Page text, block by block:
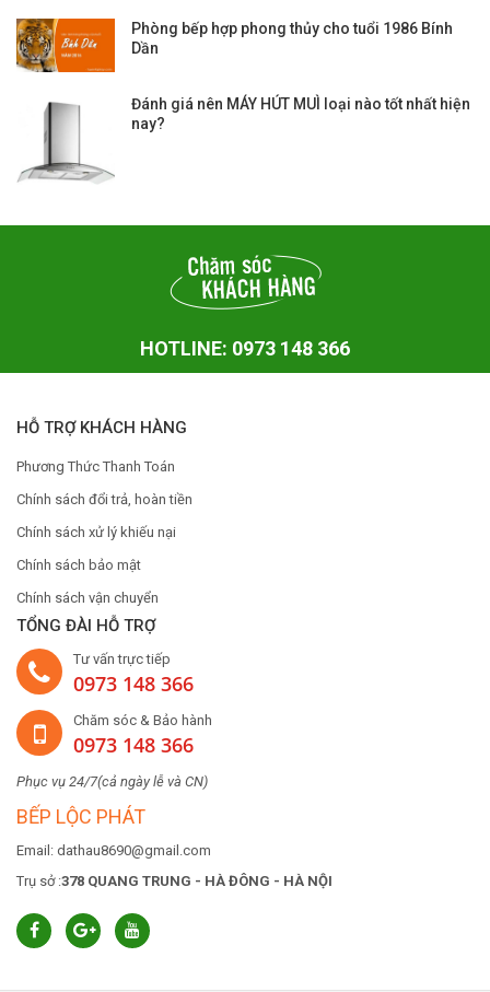
Phòng bếp hợp phong thủy cho tuổi 1986 Bính
Dần
Đánh giá nên MÁY HÚT MUÌ loại nào tốt nhất hiện
nay?
HOTLINE: 0973 148 366
HỖ TRỢ KHÁCH HÀNG
Phương Thức Thanh Toán
Chính sách đổi trả, hoàn tiền
Chính sách xử lý khiếu nại
Chính sách bảo mật
Chính sách vận chuyển
TỔNG ĐÀI HỖ TRỢ
Tư vấn trực tiếp
0973 148 366
Chăm sóc & Bảo hành
0973 148 366
Phục vụ 24/7(cả ngày lễ và CN)
BẾP LỘC PHÁT
Email: dathau8690@gmail.com
Trụ sở :378 QUANG TRUNG - HÀ ĐÔNG - HÀ NỘI